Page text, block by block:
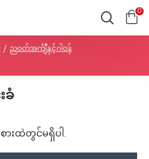
0
ညဝတ်အင်္ကျီနှင့်ဂါဝန်
ခံ
းထဲတွင်မရှိပါ.